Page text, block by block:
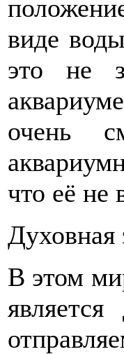
виде
это не
очень
что её не
Духовная
В этом